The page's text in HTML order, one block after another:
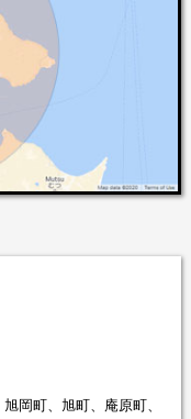
岡町、旭町、庵原町、